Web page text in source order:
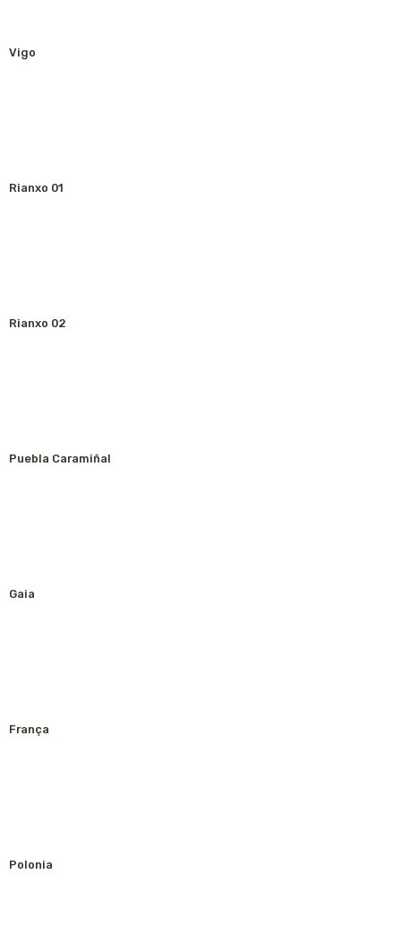
Vigo
Rianxo 01
Rianxo 02
Puebla Caramiñal
Gaia
França
Polonia